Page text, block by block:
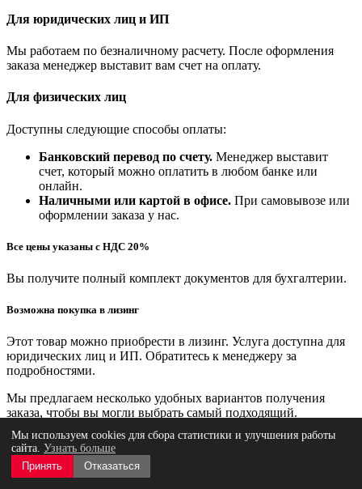
Для юридических лиц и ИП
Мы работаем по безналичному расчету. После оформления
заказа менеджер выставит вам счет на оплату.
Для физических лиц
Доступны следующие способы оплаты:
Банковский перевод по счету. Менеджер выставит
счет, который можно оплатить в любом банке или
онлайн.
Наличными или картой в офисе. При самовывозе или
оформлении заказа у нас.
Все цены указаны с НДС 20%
Вы получите полный комплект документов для бухгалтерии.
Возможна покупка в лизинг
Этот товар можно приобрести в лизинг. Услуга доступна для
юридических лиц и ИП. Обратитесь к менеджеру за
подробностями.
Мы предлагаем несколько удобных вариантов получения
заказа, чтобы вы могли выбрать самый подходящий.
Самовывоз (бесплатно)
Вы можете забрать заказ с одной из наших площадок,
Мы используем cookies для сбора статистики и улучшения работы
сайта. Узнать больше
Принять
Отказаться